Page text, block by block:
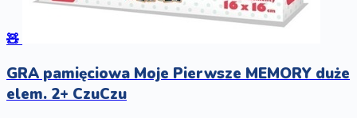
🧸
GRA pamięciowa Moje Pierwsze MEMORY duże
elem. 2+ CzuCzu